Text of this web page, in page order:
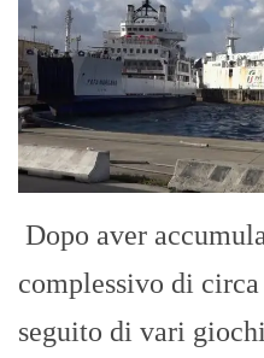
Dopo aver
complessivo di circa
seguito di vari